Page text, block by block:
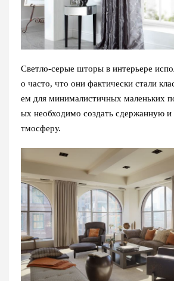
Светло-серые шторы в интерьере
о часто, что они фактически стали
ем для минималистичных маленьких
ых необходимо создать сдержанную
тмосферу.